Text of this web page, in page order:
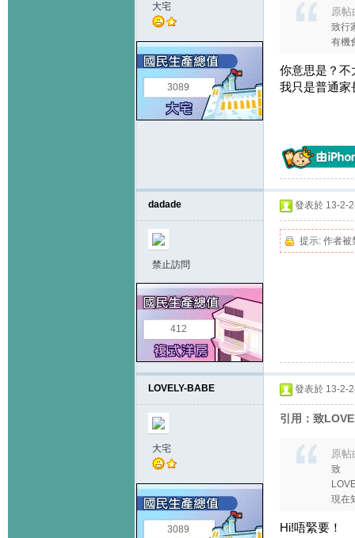
大宅
3089
原
致行
有機
你意思是？不
我只是普通家
dadade
禁止訪問
412
發表於 13-2-
提示: 作者被
LOVELY-BABE
大宅
3089
發表於 13-2-
引用：致
原
致
現在
Hi!唔緊要！